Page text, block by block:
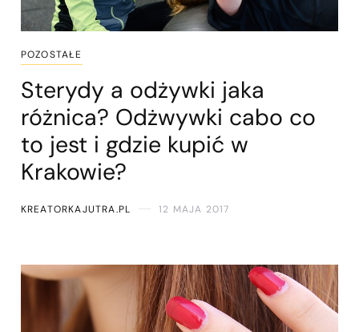
POZOSTAŁE
Sterydy a odżywki jaka
różnica? Odżwywki cabo co
to jest i gdzie kupić w
Krakowie?
KREATORKAJUTRA.PL 12 MAJA 2017